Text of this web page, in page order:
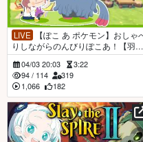
LIVE
りしながらのんびりぽこあ！【羽渦
ミウネル/#見ルネル 】
04/03 20:03
3:22
94/ 114
319
1,066
182